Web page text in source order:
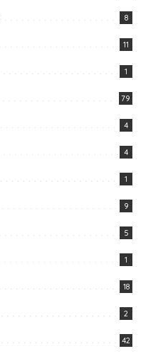
8
11
1
79
4
4
1
9
5
1
18
2
42